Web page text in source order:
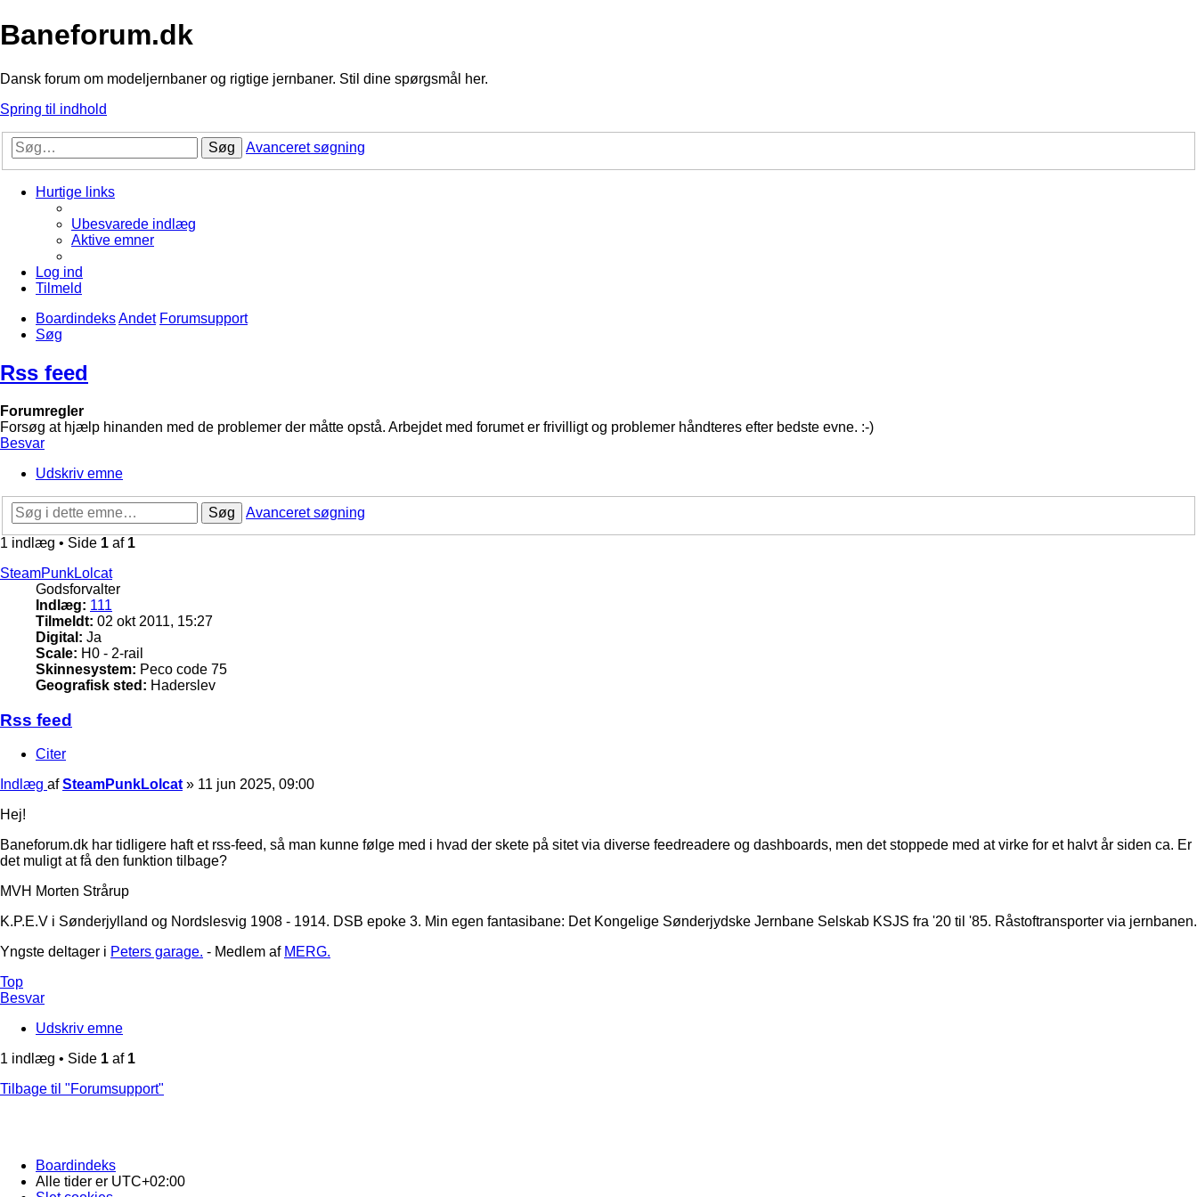
Baneforum.dk
Dansk forum om modeljernbaner og rigtige jernbaner. Stil dine spørgsmål her.
Spring til indhold
Søg Avanceret søgning
Hurtige links
Ubesvarede indlæg
Aktive emner
Log ind
Tilmeld
BoardindeksAndet Forumsupport
Søg
Rss feed
Forumregler
Forsøg at hjælp hinanden med de problemer der måtte opstå. Arbejdet med forumet er frivilligt og problemer håndteres efter bedste evne. :-)
Besvar
Udskriv emne
Søg
Avanceret søgning
1 indlæg • Side 1 af 1
SteamPunkLolcat
Godsforvalter
Indlæg: 111
Tilmeldt: 02 okt 2011, 15:27
Digital: Ja
Scale: H0 - 2-rail
Skinnesystem: Peco code 75
Geografisk sted: Haderslev
Rss feed
Citer
Indlæg afSteamPunkLolcat » 11 jun 2025, 09:00
Hej!
Baneforum.dk har tidligere haft et rss-feed, så man kunne følge med i hvad der skete på sitet via diverse feedreadere og dashboards, men det stoppede med at virke for et halvt år siden ca. Er
det muligt at få den funktion tilbage?
MVH Morten Strårup
K.P.E.V i Sønderjylland og Nordslesvig 1908 - 1914. DSB epoke 3. Min egen fantasibane: Det Kongelige Sønderjydske Jernbane Selskab KSJS fra '20 til '85. Råstoftransporter via jernbanen.
Yngste deltager i Peters garage. - Medlem af MERG.
Top
Besvar
Udskriv emne
1 indlæg • Side 1 af 1
Tilbage til "Forumsupport"
Boardindeks
Alle tider er UTC+02:00